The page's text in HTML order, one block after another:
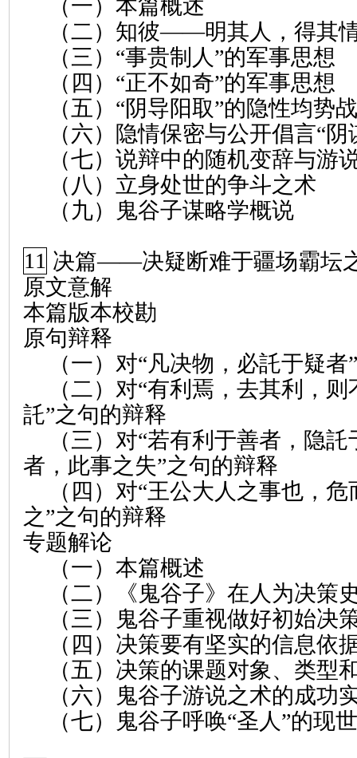
（一）本篇概述
（二）知彼——明其人，得其
（三）“事贵制人”的军事思想
（四）“正不如奇”的军事思想
（五）“阴导阳取”的隐性均势
（六）隐情保密与公开倡言“阴
（七）说辩中的随机变辞与游
（八）立身处世的争斗之术
（九）鬼谷子谋略学概说
11 决篇——决疑断难于疆场霸坛
原文意解
本篇版本校勘
原句辩释
（一）对“凡决物，必託于疑
（二）对“有利焉，去其利，
託”之句的辩释
（三）对“若有利于善者，隐
者，此事之失”之句的辩释
（四）对“王公大人之事也，
之”之句的辩释
专题解论
（一）本篇概述
（二）《鬼谷子》在人为决策
（三）鬼谷子重视做好初始决
（四）决策要有坚实的信息依
（五）决策的课题对象、类型
（六）鬼谷子游说之术的成
（七）鬼谷子呼唤“圣人”的现世